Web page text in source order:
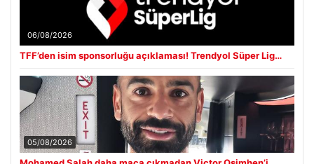
06/08/2026
TFF’den isim sponsorluğu açıklaması! Trendyol Süper Lig…
05/08/2026